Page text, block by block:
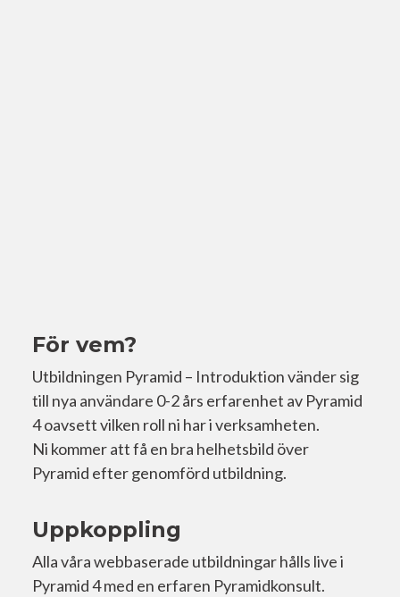
För vem?
Utbildningen Pyramid – Introduktion vänder sig
till nya användare 0-2 års erfarenhet av Pyramid
4 oavsett vilken roll ni har i verksamheten.
Ni kommer att få en bra helhetsbild över
Pyramid efter genomförd utbildning.
Uppkoppling
Alla våra webbaserade utbildningar hålls live i
Pyramid 4 med en erfaren Pyramidkonsult.